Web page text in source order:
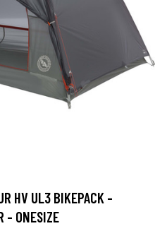
HV UL3 BIKEPACK -
- ONESIZE